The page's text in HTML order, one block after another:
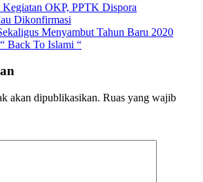
OKP, PPTK Dispora
Dikonfirmasi
Menyambut Tahun Baru 2020
Back To Islami “
akan dipublikasikan. Ruas yang wajib